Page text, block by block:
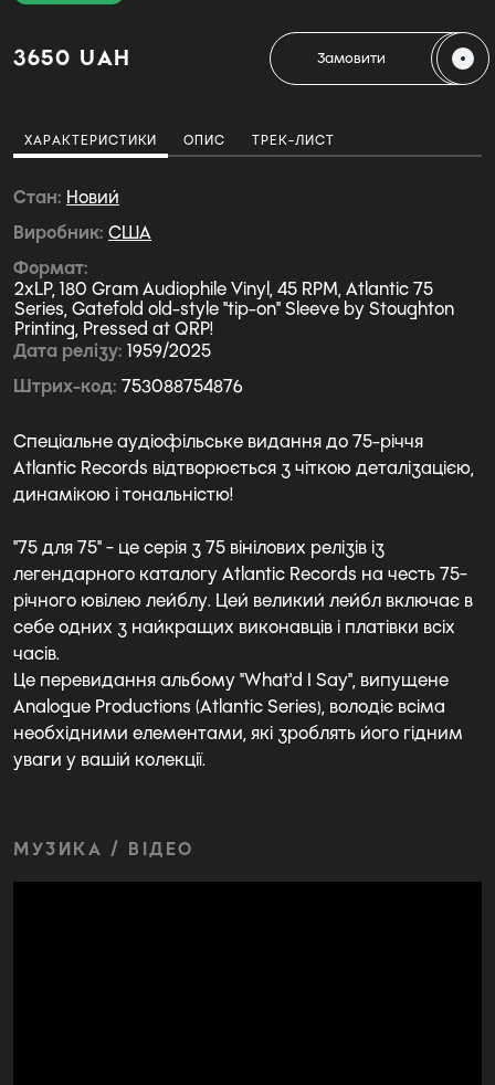
3650 UAH Замовити
ХАРАКТЕРИСТИКИ ОПИС ТРЕК-ЛИСТ
Стан Новий
Виробник США
Формат
2xLP, 180 Gram Audiophile Vinyl, 45 RPM, Atlantic 75
Series, Gatefold old-style "tip-on" Sleeve by Stoughton
Printing, Pressed at QRP!
Дата релізу 1959/2025
Штрих-код 753088754876
Спеціальне аудіофільське видання до 75-річчя
Atlantic Records відтворюється з чіткою деталізацією,
динамікою і тональністю!
"75 для 75" - це серія з 75 вінілових релізів із
легендарного каталогу Atlantic Records на честь 75-
річного ювілею лейблу. Цей великий лейбл включає в
себе одних з найкращих виконавців і платівки всіх
часів.
Це перевидання альбому "What'd I Say", випущене
Analogue Productions (Atlantic Series), володіє всіма
необхідними елементами, які зроблять його гідним
уваги у вашій колекції.
МУЗИКА / ВІДЕО